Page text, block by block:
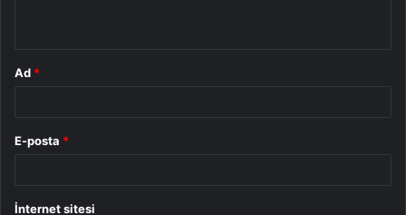
Ad *
E-posta *
İnternet sitesi